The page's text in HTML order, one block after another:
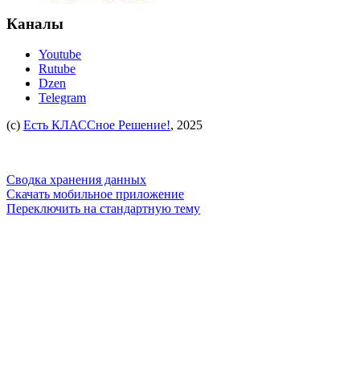
Каналы
Youtube
Rutube
Dzen
Telegram
(c) Есть КЛАССное Решение!, 2025
Сводка хранения данных
Скачать мобильное приложение
Переключить на стандартную тему